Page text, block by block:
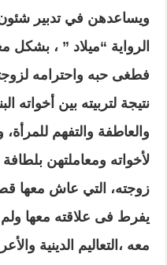
ويساعدهن في تدبير
الرواية “ميلاد ” ، بشكل
فطغى حبه واحترامه
نتيجة لتربيته بين أخواته
والعاطفة والتفهم
لأخواته ومعاملتهن
زوجته، التي عاش معها
يفرط فى علاقته معها ولم
معه ،التعاليم الدينية